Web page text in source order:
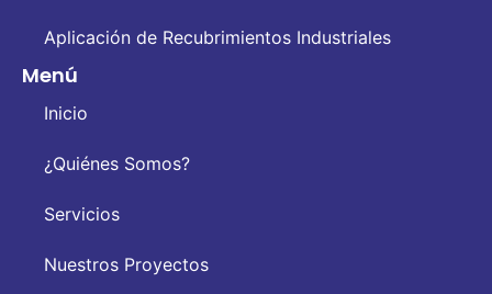
Aplicación de Recubrimientos Industriales
Menú
Inicio
¿Quiénes Somos?
Servicios
Nuestros Proyectos